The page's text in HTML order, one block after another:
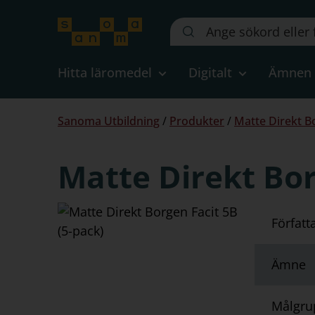
Sök
på
webbplatsen::
Hitta läromedel Digitalt Ämnen
Du
Sanoma Utbildning / Produkter / Matte Direkt
Matte Direkt
Ämne